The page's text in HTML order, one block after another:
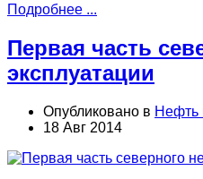
Подробнее ...
Первая часть
эксплуатации
Опубликовано в Нефть
18 Авг 2014